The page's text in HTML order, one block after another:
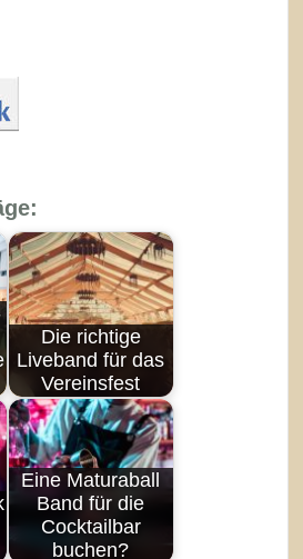
Die richtige
Liveband für das
Vereinsfest
Eine Maturaball
Band für die
Cocktailbar
buchen?